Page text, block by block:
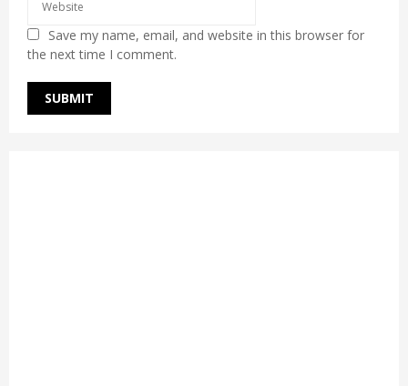
Save my name, email, and website in this browser for
the next time I comment.